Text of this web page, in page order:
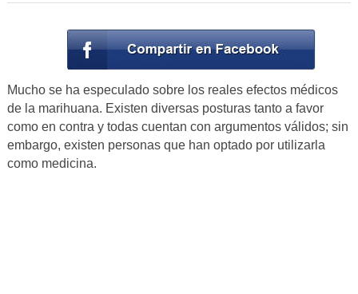
Mucho se ha especulado sobre los reales efectos médicos
de la marihuana. Existen diversas posturas tanto a favor
como en contra y todas cuentan con argumentos válidos; sin
embargo, existen personas que han optado por utilizarla
como medicina.